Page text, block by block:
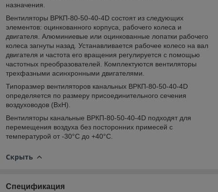
назначения.
Вентиляторы ВРКП-80-50-40-4D состоят из следующих
элементов: оцинкованного корпуса, рабочего колеса и
двигателя. Алюминиевые или оцинкованные лопатки рабочего
колеса загнуты назад. Устанавливается рабочее колесо на вал
двигателя и частота его вращения регулируется с помощью
частотных преобразователей. Комплектуются вентиляторы
трехфазными асинхронными двигателями.
Типоразмер вентиляторов канальных ВРКП-80-50-40-4D
определяется по размеру присоединительного сечения
воздуховодов (ВхН).
Вентиляторы канальные ВРКП-80-50-40-4D подходят для
перемещения воздуха без посторонних примесей с
температурой от -30°С до +40°С.
Скрыть
Спецификация